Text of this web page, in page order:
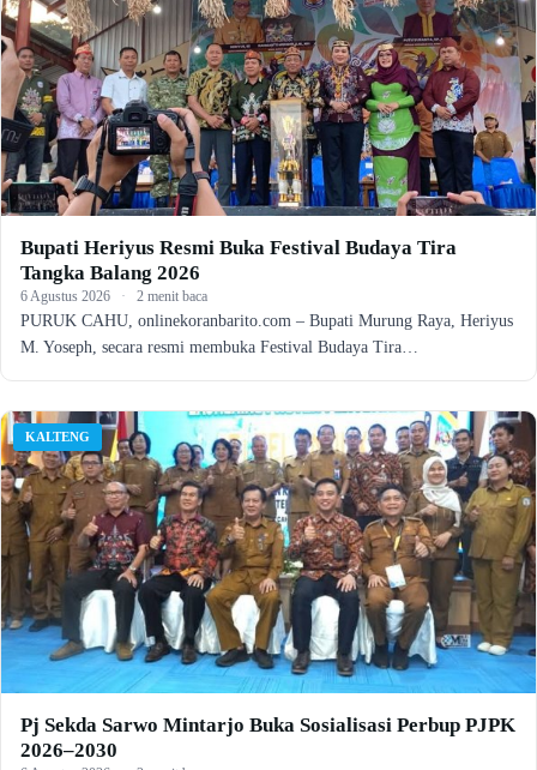
Bupati Heriyus Resmi Buka Festival Budaya Tira
Tangka Balang 2026
6 Agustus 2026 · 2 menit baca
PURUK CAHU, onlinekoranbarito.com – Bupati Murung Raya, Heriyus
M. Yoseph, secara resmi membuka Festival Budaya Tira…
KALTENG
Pj Sekda Sarwo Mintarjo Buka Sosialisasi Perbup PJPK
2026–2030